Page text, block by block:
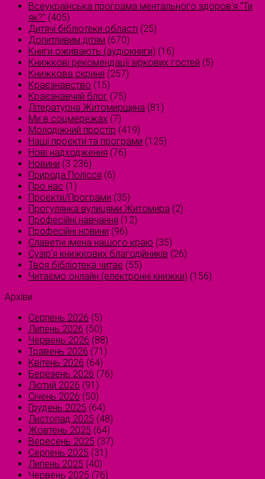
Всеукраїнська програма ментального здоров'я "Ти
як?" (405)
Дитячі бібліотеки області (25)
Допитливим дітям (670)
Книги оживають (аудіокниги) (16)
Книжкові рекомендації зіркових гостей (5)
Книжкова скриня (257)
Краєзнавство (15)
Краєзнавчий блог (75)
Літературна Житомирщина (81)
Ми в соцмережах (7)
Молодіжний простір (419)
Наші проєкти та програми (125)
Нові надходження (76)
Новини (3 236)
Природа Полісся (6)
Про нас (1)
Проєкти/Програми (35)
Прогулянка вулицями Житомира (2)
Професійні навчання (12)
Професійні новини (96)
Славетні імена нашого краю (35)
Сузірʼя книжкових благодійників (26)
Твоя бібліотека читає (55)
Читаємо онлайн (електронні книжки) (156)
Архіви
Серпень 2026 (5)
Липень 2026 (50)
Червень 2026 (88)
Травень 2026 (71)
Квітень 2026 (64)
Березень 2026 (76)
Лютий 2026 (91)
Січень 2026 (50)
Грудень 2025 (64)
Листопад 2025 (48)
Жовтень 2025 (64)
Вересень 2025 (37)
Серпень 2025 (31)
Липень 2025 (40)
Червень 2025 (76)